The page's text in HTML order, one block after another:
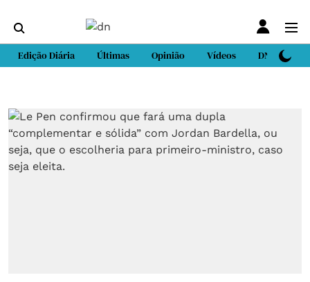
Edição Diária Últimas Opinião Vídeos DN Sport